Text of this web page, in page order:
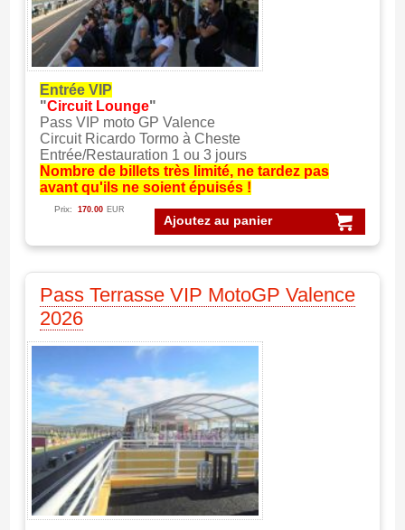
Entrée VIP
"Circuit Lounge"
Pass VIP moto GP Valence
Circuit Ricardo Tormo à Cheste
Entrée/Restauration 1 ou 3 jours
Nombre de billets très limité, ne tardez pas
avant qu'ils ne soient épuisés !
Ajoutez au panier
Prix: 170.00 EUR
Pass Terrasse VIP MotoGP Valence
2026